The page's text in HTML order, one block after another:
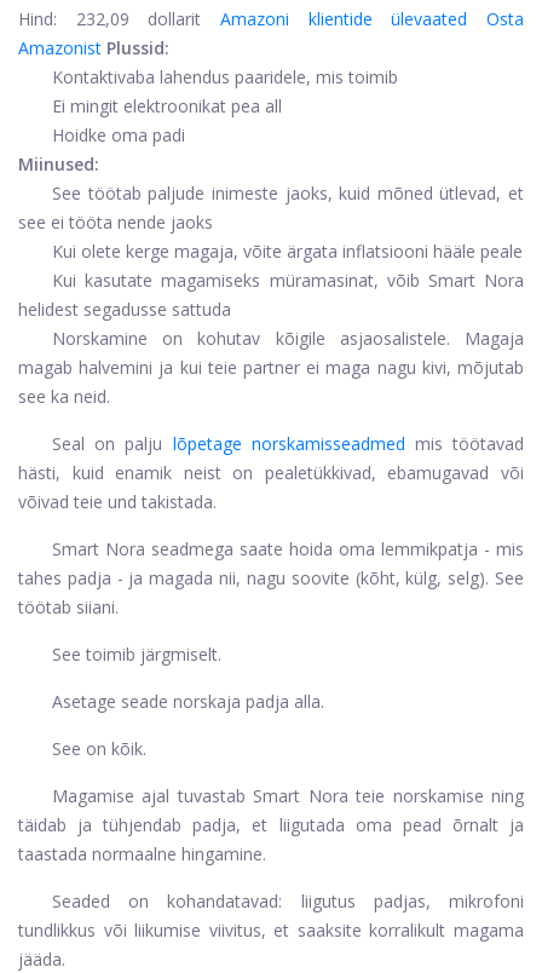
Hind: 232,09 dollarit Amazoni klientide ülevaated
Osta
Amazonist Plussid:
Kontaktivaba lahendus paaridele, mis toimib
Ei mingit elektroonikat pea all
Hoidke oma padi
Miinused:
See töötab paljude inimeste jaoks, kuid mõned ütlevad, et
see ei tööta nende jaoks
Kui olete kerge magaja, võite ärgata inflatsiooni hääle peale
Kui kasutate magamiseks müramasinat, võib Smart Nora
helidest segadusse sattuda
Norskamine on kohutav kõigile asjaosalistele. Magaja
magab halvemini ja kui teie partner ei maga nagu kivi, mõjutab
see ka neid.
Seal on palju lõpetage norskamisseadmed mis töötavad
hästi, kuid enamik neist on pealetükkivad, ebamugavad või
võivad teie und takistada.
Smart Nora seadmega saate hoida oma lemmikpatja - mis
tahes padja - ja magada nii, nagu soovite (kõht, külg, selg). See
töötab siiani.
See toimib järgmiselt.
Asetage seade norskaja padja alla.
See on kõik.
Magamise ajal tuvastab Smart Nora teie norskamise ning
täidab ja tühjendab padja, et liigutada oma pead õrnalt ja
taastada normaalne hingamine.
Seaded on kohandatavad: liigutus padjas, mikrofoni
tundlikkus või liikumise viivitus, et saaksite korralikult magama
jääda.